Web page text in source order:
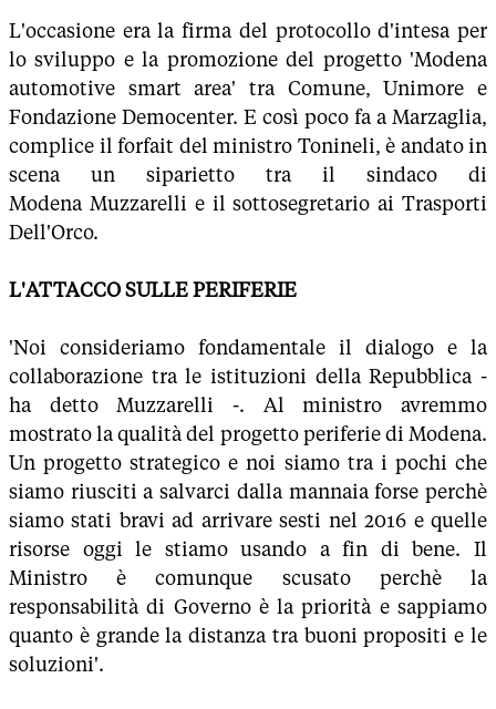
L'occasione era la firma del protocollo d'intesa per
lo sviluppo e la promozione del progetto 'Modena
automotive smart area' tra Comune, Unimore e
Fondazione Democenter. E così poco fa a Marzaglia,
complice il forfait del ministro Tonineli, è andato in
scena un siparietto tra il sindaco di
Modena Muzzarelli e il sottosegretario ai Trasporti
Dell'Orco.
L'ATTACCO SULLE PERIFERIE
'Noi consideriamo fondamentale il dialogo e la
collaborazione tra le istituzioni della Repubblica -
ha detto Muzzarelli -. Al ministro avremmo
mostrato la qualità del progetto periferie di Modena.
Un progetto strategico e noi siamo tra i pochi che
siamo riusciti a salvarci dalla mannaia forse perchè
siamo stati bravi ad arrivare sesti nel 2016 e quelle
risorse oggi le stiamo usando a fin di bene. Il
Ministro è comunque scusato perchè la
responsabilità di Governo è la priorità e sappiamo
quanto è grande la distanza tra buoni propositi e le
soluzioni'.